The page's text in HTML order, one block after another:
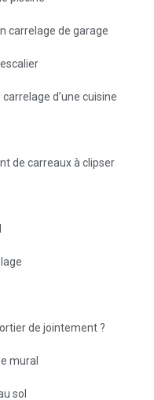
carrelage de garage
d’une cuisine
de carreaux à clipser
de jointement ?
mural
sol